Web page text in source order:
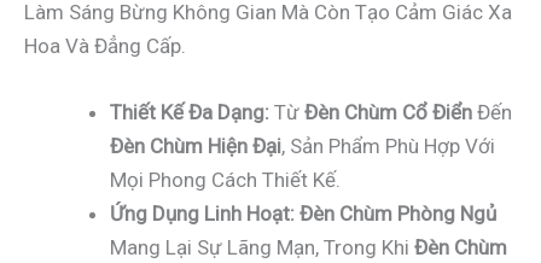
Làm Sáng Bừng Không Gian Mà Còn Tạo Cảm Giác Xa
Hoa Và Đẳng Cấp.
Thiết Kế Đa Dạng: Từ Đèn Chùm Cổ Điển Đến
Đèn Chùm Hiện Đại, Sản Phẩm Phù Hợp Với
Mọi Phong Cách Thiết Kế.
Ứng Dụng Linh Hoạt: Đèn Chùm Phòng Ngủ
Mang Lại Sự Lãng Mạn, Trong Khi Đèn Chùm